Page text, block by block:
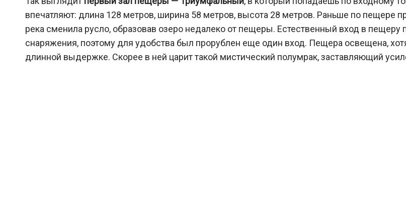
впечатляют: длина 128 метров, ширина 58 метров, высота 28 метров. Раньше по пещере
река сменила русло, образовав озеро недалеко от пещеры. Естественный вход в пещеру
снаряжения, поэтому для удобства был прорублен еще один вход. Пещера освещена,
длинной выдержке. Скорее в ней царит такой мистический полумрак, заставляющий